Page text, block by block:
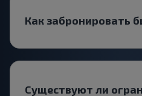
Как забронировать
Существуют ли